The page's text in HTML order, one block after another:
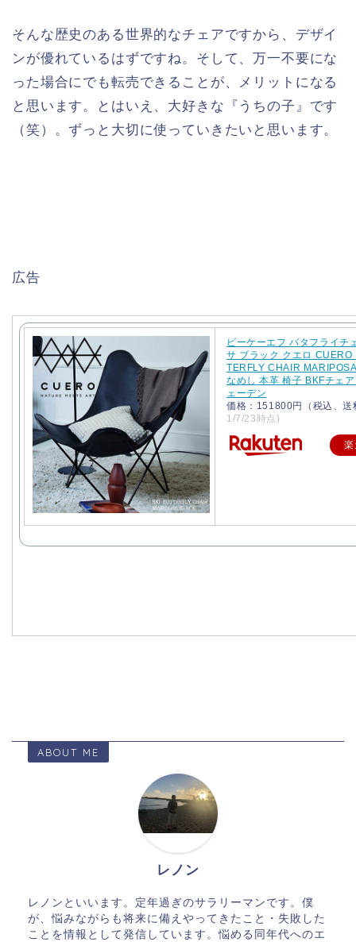
そんな歴史のある世界的なチェアですから、デザイ
ンが優れているはずですね。そして、万一不要にな
った場合にでも転売できることが、メリットになる
と思います。とはいえ、大好きな『うちの子』です
（笑）。ずっと大切に使っていきたいと思います。
広告
ビーケーエフ バタフライチ
サ ブラック クエロ CUERO
TERFLY CHAIR
なめし 本革 椅子 BKFチェ
ェーデン
価格：151800円（税込、
1/7/23時点)
ABOUT ME
レノン
レノンといいます。定年過ぎのサラリーマンです。僕
が、悩みながらも将来に備えやってきたこと・失敗した
ことを情報として発信しています。悩める同年代へのエ